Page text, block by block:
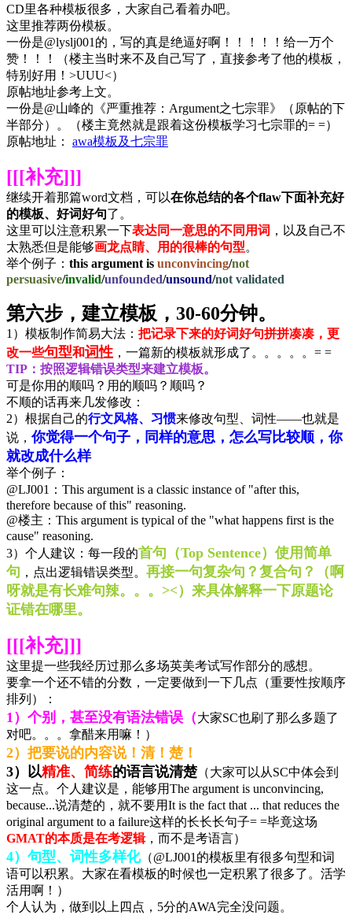
CD里各种模板很多，大家自己看着办吧。
这里推荐两份模板。
一份是@lyslj001的，写的真是绝逼好啊！！！！！给一万个
赞！！！（楼主当时来不及自己写了，直接参考了他的模板，
特别好用！>UUU<）
原帖地址参考上文。
一份是@山峰的《严重推荐：Argument之七宗罪》（原帖的下
半部分）。（楼主竟然就是跟着这份模板学习七宗罪的= =）
原帖地址： awa模板及七宗罪
[[[补充]]]
继续开着那篇word文档，可以在你总结的各个flaw下面补充好
的模板、好词好句了。
这里可以注意积累一下表达同一意思的不同用词 ，以及自己不
太熟悉但是能够画龙点睛、用的很棒的句型。
举个例子： this argument is unconvincing/not
persuasive/invalid/unfounded/unsound/not validated
第六步，建立模板，30-60分钟。
1）模板制作简易大法： 把记录下来的好词好句拼拼凑凑，更
改一些句型和词性 ，一篇新的模板就形成了。。。。。= =
TIP：按照逻辑错误类型来建立模板。
可是你用的顺吗？用的顺吗？顺吗？
不顺的话再来几发修改：
2）根据自己的行文风格、习惯来修改句型、词性——也就是
说，你觉得一个句子，同样的意思，怎么写比较顺，你
就改成什么样
举个例子：
@LJ001：This argument is a classic instance of "after this,
therefore because of this" reasoning.
@楼主：This argument is typical of the "what happens first is the
cause" reasoning.
3）个人建议：每一段的首句（Top Sentence）使用简单
句 ，点出逻辑错误类型。 再接一句复杂句？复合句？（啊
呀就是有长难句辣。。。><）来具体解释一下原题论
证错在哪里。
[[[补充]]]
这里提一些我经历过那么多场英美考试写作部分的感想。
要拿一个还不错的分数，一定要做到一下几点（重要性按顺序
排列）：
1）个别，甚至没有语法错误（大家SC也刷了那么多题了
对吧。。。拿醋来用嘛！）
2）把要说的内容说！清！楚！
3）以精准、简练的语言说清楚（大家可以从SC中体会到
这一点。个人建议是，能够用The argument is unconvincing,
because...说清楚的，就不要用It is the fact that ... that reduces the
original argument to a failure这样的长长长句子= =毕竟这场
GMAT的本质是在考逻辑，而不是考语言）
4）句型、词性多样化（@LJ001的模板里有很多句型和词
语可以积累。大家在看模板的时候也一定积累了很多了。活学
活用啊！）
个人认为，做到以上四点，5分的AWA完全没问题。